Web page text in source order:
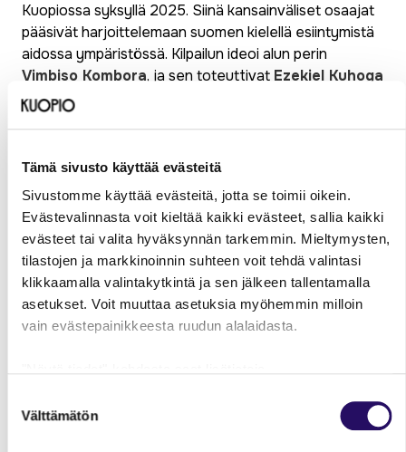
Tämä sivusto käyttää evästeitä
Sivustomme käyttää evästeitä, jotta se toimii oikein.
Evästevalinnasta voit kieltää kaikki evästeet, sallia kaikki
evästeet tai valita hyväksynnän tarkemmin. Mieltymysten,
tilastojen ja markkinoinnin suhteen voit tehdä valintasi
klikkaamalla valintakytkintä ja sen jälkeen tallentamalla
asetukset. Voit muuttaa asetuksia myöhemmin milloin
vain evästepainikkeesta ruudun alalaidasta.
valinta
Välttämätön
Kuopiossa syksyllä 2025. Siinä kansainväliset osaajat
pääsivät harjoittelemaan suomen kielellä esiintymistä
aidossa ympäristössä. Kilpailun ideoi alun perin
Vimbiso Kombora, ja sen toteuttivat Ezekiel Kuhoga
jaMaira Asif
SanaSkaba osoitti, että kansainväliset osaajat voivat
toimia itse tapahtumien suunnittelijoina ja vetäjinä, kun
heille annetaan mahdollisuus. Palaute kilpailusta oli
erittäin myönteistä – monet toivoivat kilpailun
jatkuvan vuosittain ja laajenevan kansalliselle tasolle.
– Kun eri taustoista tuleville osaajille annetaan tilaa ja
tukea, syntyy uusia ideoita ja pysyvää vaikuttavuutta,
houkuttelee